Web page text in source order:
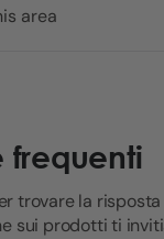
area
frequenti
trovare la
sui prodotti ti